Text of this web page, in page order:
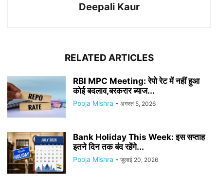
Deepali Kaur
RELATED ARTICLES
RBI MPC Meeting: रेपो रेट में नहीं हुआ
कोई बदलाव,बरकरार ब्याज...
Pooja Mishra - अगस्त 5, 2026
Bank Holiday This Week: इस सप्ताह
इतने दिन तक बंद रहेंगे...
Pooja Mishra - जुलाई 20, 2026